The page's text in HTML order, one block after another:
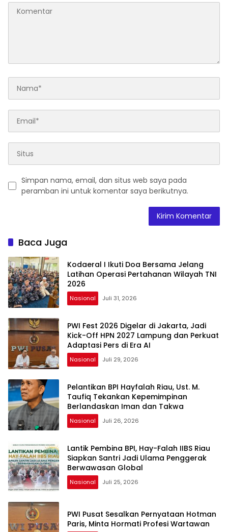
Simpan nama, email, dan situs web saya pada
peramban ini untuk komentar saya berikutnya.
Baca Juga
Kodaeral I Ikuti Doa Bersama Jelang
Latihan Operasi Pertahanan Wilayah TNI
2026
Nasional Juli 31, 2026
PWI Fest 2026 Digelar di Jakarta, Jadi
Kick-Off HPN 2027 Lampung dan Perkuat
Adaptasi Pers di Era AI
Nasional Juli 29, 2026
Pelantikan BPI Hayfalah Riau, Ust. M.
Taufiq Tekankan Kepemimpinan
Berlandaskan Iman dan Takwa
Nasional Juli 26, 2026
Lantik Pembina BPI, Hay-Falah IIBS Riau
Siapkan Santri Jadi Ulama Penggerak
Berwawasan Global
Nasional Juli 25, 2026
PWI Pusat Sesalkan Pernyataan Hotman
Paris, Minta Hormati Profesi Wartawan